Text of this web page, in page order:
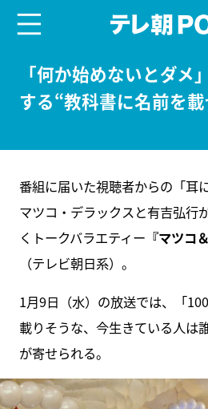
「何か始めないとダメ
する“教科書に名前を
番組に届いた視聴者からの「耳
マツコ・デラックスと有吉弘行
くトークバラエティー 『マツコ
（テレビ朝日系）。
1月9日（水）の放送では、「
載りそうな、今生きている人は
が寄せられる。